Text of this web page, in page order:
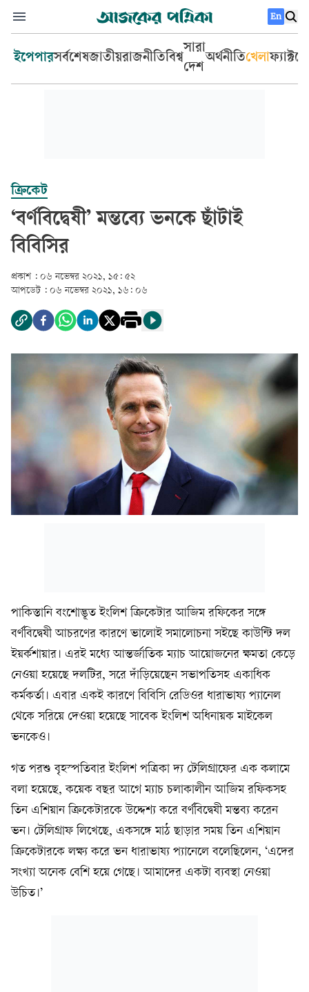
En
ইপেপারসর্বশেষজাতীয়রাজনীতিবিশ্ব
সারা
দেশ
অর্থনীতিখেলা
ক্রিকেট
‘বর্ণবিদ্বেষী’ মন্তব্যে ভনকে ছাঁটাই
বিবিসির
প্রকাশ : ০৬ নভেম্বর ২০২১, ১৫: ৫২
আপডেট : ০৬ নভেম্বর ২০২১, ১৬: ০৬
পাকিস্তানি বংশোদ্ভূত ইংলিশ ক্রিকেটার আজিম রফিকের সঙ্গে
বর্ণবিদ্বেষী আচরণের কারণে ভালোই সমালোচনা সইছে কাউন্টি দল
ইয়র্কশায়ার। এরই মধ্যে আন্তর্জাতিক ম্যাচ আয়োজনের ক্ষমতা কেড়ে
নেওয়া হয়েছে দলটির, সরে দাঁড়িয়েছেন সভাপতিসহ একাধিক
কর্মকর্তা। এবার একই কারণে বিবিসি রেডিওর ধারাভাষ্য প্যানেল
থেকে সরিয়ে দেওয়া হয়েছে সাবেক ইংলিশ অধিনায়ক মাইকেল
ভনকেও।
গত পরশু বৃহস্পতিবার ইংলিশ পত্রিকা দ্য টেলিগ্রাফের এক কলামে
বলা হয়েছে, কয়েক বছর আগে ম্যাচ চলাকালীন আজিম রফিকসহ
তিন এশিয়ান ক্রিকেটারকে উদ্দেশ্য করে বর্ণবিদ্বেষী মন্তব্য করেন
ভন। টেলিগ্রাফ লিখেছে, একসঙ্গে মাঠ ছাড়ার সময় তিন এশিয়ান
ক্রিকেটারকে লক্ষ্য করে ভন ধারাভাষ্য প্যানেলে বলেছিলেন, ‘এদের
সংখ্যা অনেক বেশি হয়ে গেছে। আমাদের একটা ব্যবস্থা নেওয়া
উচিত।’